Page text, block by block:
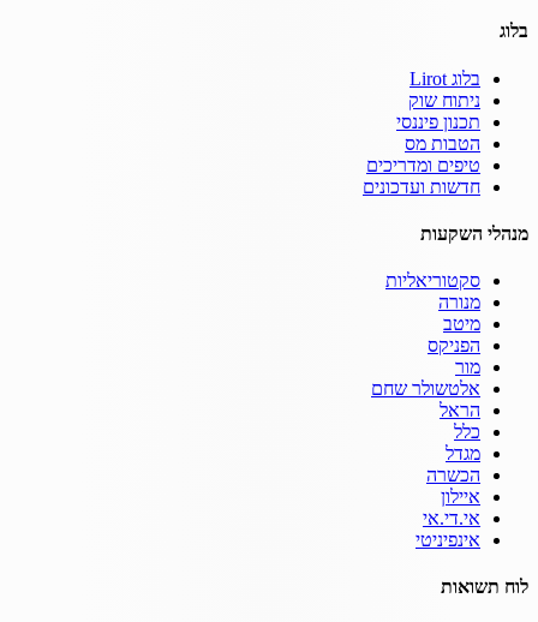
בלוג
בלוג Lirot
ניתוח שוק
תכנון פיננסי
הטבות מס
טיפים ומדריכים
חדשות ועדכונים
מנהלי השקעות
סקטוריאליות
מנורה
מיטב
הפניקס
מור
אלטשולר שחם
הראל
כלל
מגדל
הכשרה
איילון
אי.די.אי
אינפיניטי
לוח תשואות